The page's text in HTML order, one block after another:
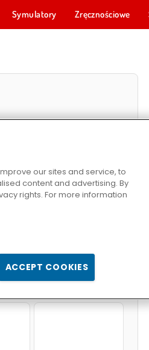
Symulatory Zręcznościowe
our sites and service, to
content and advertising. By
rights. For more information
ACCEPT COOKIES